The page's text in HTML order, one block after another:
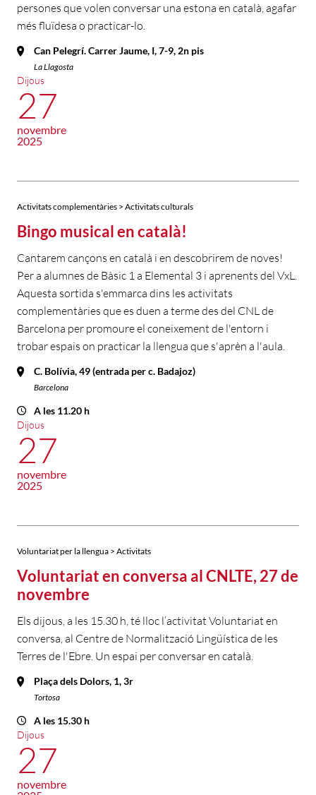
persones que volen conversar una estona en català, agafar
més fluïdesa o practicar-lo.
Can Pelegrí. Carrer Jaume, I, 7-9, 2n pis
La Llagosta
Dijous
27
novembre
2025
Activitats complementàries > Activitats culturals
Bingo musical en català!
Cantarem cançons en català i en descobrirem de noves!
Per a alumnes de Bàsic 1 a Elemental 3 i aprenents del VxL.
Aquesta sortida s'emmarca dins les activitats
complementàries que es duen a terme des del CNL de
Barcelona per promoure el coneixement de l'entorn i
trobar espais on practicar la llengua que s'aprèn a l'aula.
C. Bolívia, 49 (entrada per c. Badajoz)
Barcelona
A les 11.20 h
Dijous
27
novembre
2025
Voluntariat per la llengua > Activitats
Voluntariat en conversa al CNLTE, 27 de
novembre
Els dijous, a les 15.30 h, té lloc l’activitat Voluntariat en
conversa, al Centre de Normalització Lingüística de les
Terres de l'Ebre. Un espai per conversar en català.
Plaça dels Dolors, 1, 3r
Tortosa
A les 15.30 h
Dijous
27
novembre